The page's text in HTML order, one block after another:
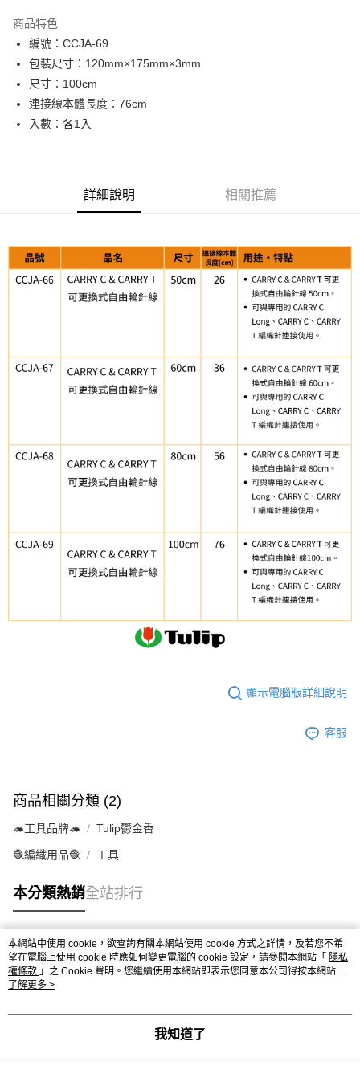
Apple Pay
街口支付
Google Pay
大哥付你分期
2.付款方式選擇「大哥付你分期」，訂單成立後會自動跳轉到大哥付的交易
流程，驗證手機門號後，選擇欲分期的期數、繳款截止日，確認付款後即完
4.訂單成立30分鐘內，如未前往確認交易或遇審核未通過，訂單將自動取
消。如遇「轉專審核」未通過狀況，表示未達大哥付你分期系統評分，恕無
法說明評估內容。
【繳款方式說明】
1.分期款項不併入電信帳單，「大哥付你分期」於每月結算日後寄送繳費提
2.透過簡訊連結打開帳單後，可選擇「超商條碼／台灣大直營門市／銀行轉
帳／街口支付／iPASS MONEY」等通路繳費。
【注意事項】
1.本服務係由「台灣大哥大股份有限公司」（以下簡稱本公司）所提供，讓
用戶於交易時，得透過本服務購買商品或服務，並由商店將買賣／分期付款
買賣價金債權讓與本公司後，依約使用本公司帳單繳交帳款。
資料（包含姓名、電話或地址）提供予台灣大哥大進項蒐集、處理及利用，
由本公司與您本人進行分期帳單所需資料之確認、核對及更正。
3.完整用戶服務條款，請詳閱以下連結：
https://oppay.tw/userRule
【關於「AFTEE先享後付」】
便利好安心！
１．簡單：不需註冊會員、不需綁卡、不需儲值。
２．便利：只要手機號碼，簡訊認證，即可結帳。
１．於結帳方式選擇「AFTEE先享後付」後，將跳轉至「AFTEE先享後付」
２．訂單成立數日內，您將收到繳費通知簡訊。
３．收到繳費通知簡訊後14天內，點擊此簡訊中的連結，可透過四大超商／
ATM／網路銀行／等多元方式進行付款，方視為交易完成。
※ 請注意：結帳手續完成當下不需立刻繳費，但若您需要取消訂單，請聯絡
購買商品的店家。未經商家同意取消之訂單仍視為有效，需透過AFTEE先享
※ 交易是否成功請以「AFTEE先享後付 」之結帳頁面顯示為準，若有關於
是否繳費成功／繳費後需取消欲退款等相關疑問，請聯繫「AFTEE先享後付
客戶支援中心」https://netprotections.freshdesk.com/support/home
易，需依本服務之必要範圍內提供個人資料，並將交易相關給付款項請求債
權轉讓予恩沛科技股份有限公司。
https://aftee.tw/terms/#terms3
３．未成年的使用者請事先徵得法定代理人或監護人之同意方可使用
「AFTEE先享後付」，若未經同意申辦者引起之損失，本公司不負相關責
任。
４．使用「AFTEE先享後付」時，將依據個別帳號之用戶狀況，依本公司即
時審查核予不同之上限額度；若仍有額度不足之情形，本公司將視審查結果
恩沛科技股份有限公司將有權停止該用戶之使用額度並採取法律行動。
運送方式
全家取貨付款
每筆NT$65，滿NT$1,500(含以上)免運費
離島宅配
每筆NT$240
商品特色
編號：CCJA-69
包裝尺寸：120mm×175mm×3mm
尺寸：100cm
連接線本體長度：76cm
入數：各1入
詳細說明 相關推薦
顯示電腦版詳細說明
客服
商品相關分類 (2)
🦔工具品牌🦔 Tulip鬱金香
🧶編織用品🧶 工具
本分類熱銷全站排行
熱門標籤
本網站中使用 cookie，欲查詢有關本網站使用 cookie 方式之詳情，及若您不希
望在電腦上使用 cookie 時應如何變更電腦的 cookie 設定，請參閱本網站「 隱私
權條款 」之 Cookie 聲明。您繼續使用本網站即表示您同意本公司得按本網站使
用條款之 Cookie 聲明使用 cookie。
了解更多 >
我知道了